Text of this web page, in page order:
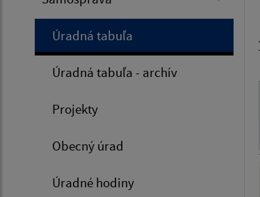
Úradná tabuľa
Úradná tabuľa - archív
Projekty
Obecný úrad
Úradné hodiny